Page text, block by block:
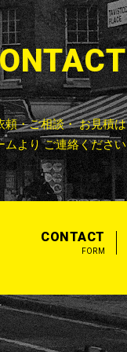
頼・ご相談・お見積は
ムよりご連絡ください
CONTACT
FORM